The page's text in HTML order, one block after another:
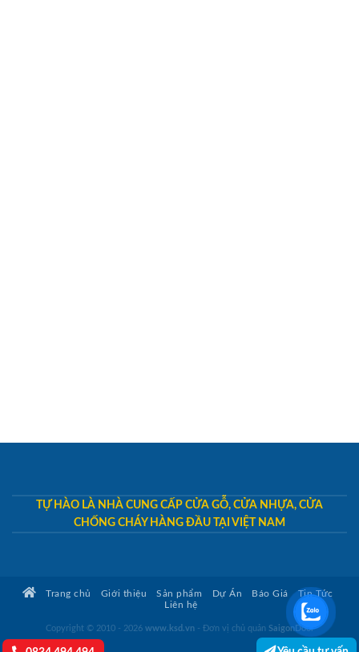
TỰ HÀO LÀ NHÀ CUNG CẤP CỬA GỖ, CỬA NHỰA, CỬA
CHỐNG CHÁY HÀNG ĐẦU TẠI VIỆT NAM
Trang chủ Giới thiệu Sản phẩm Dự Án Báo Giá
Tin Tức
Liên hệ
Copyright © 2010 - 2026 www.ksd.vn- Đơn vị chủ quản SaigonDoor